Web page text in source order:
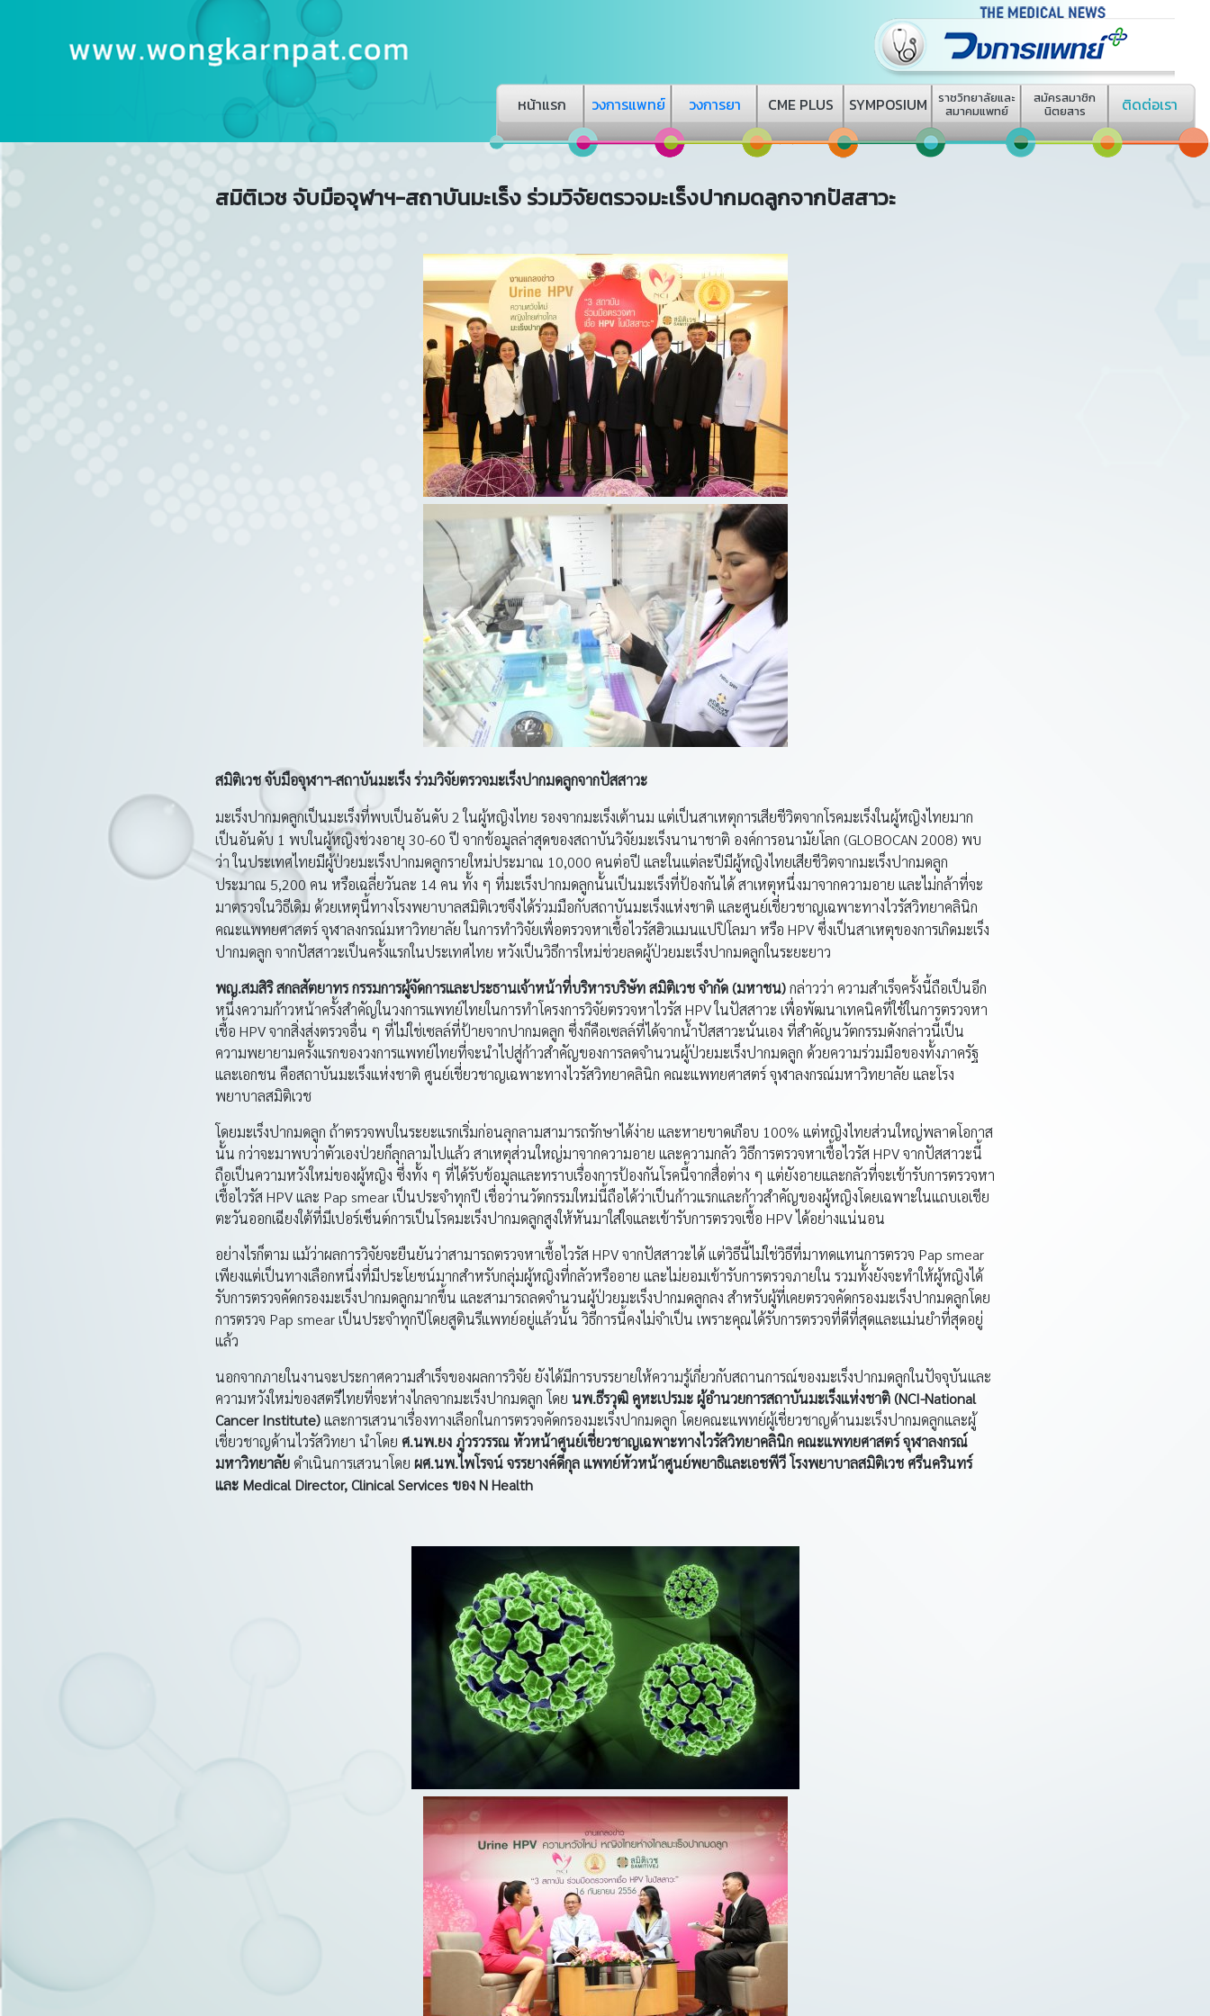
หน้าแรก วงการแพทย์ วงการยา CME PLUS SYMPOSIUM ราชวิทยาลัยและ
สมาคมแพทย์
สมัครสมาชิก
นิตยสาร ติดต่อเรา
สมิติเวช จับมือจุฬาฯ-สถาบันมะเร็ง ร่วมวิจัยตรวจมะเร็งปากมดลูกจากปัสสาวะ
สมิติเวช จับมือจุฬาฯ-สถาบันมะเร็งร่วมวิจัยตรวจมะเร็งปากมดลูกจากปัสสาวะ
มะเร็งปากมดลูกเป็นมะเร็งที่พบเป็นอันดับ 2 ในผู้หญิงไทย รองจากมะเร็งเต้านม แต่เป็นสาเหตุการเสียชีวิตจากโรคมะเร็งในผู้หญิงไทยมาก
เป็นอันดับ 1 พบในผู้หญิงช่วงอายุ 30-60 ปี จากข้อมูลล่าสุดของสถาบันวิจัยมะเร็งนานาชาติ องค์การอนามัยโลก (GLOBOCAN 2008) พบ
ว่า ในประเทศไทยมีผู้ป่วยมะเร็งปากมดลูกรายใหม่ประมาณ 10,000 คนต่อปี และในแต่ละปีมีผู้หญิงไทยเสียชีวิตจากมะเร็งปากมดลูก
ประมาณ 5,200 คน หรือเฉลี่ยวันละ 14 คน ทั้ง ๆ ที่มะเร็งปากมดลูกนั้นเป็นมะเร็งที่ป้องกันได้ สาเหตุหนึ่งมาจากความอาย และไม่กล้าที่จะ
มาตรวจในวิธีเดิม ด้วยเหตุนี้ทางโรงพยาบาลสมิติเวชจึงได้ร่วมมือกับสถาบันมะเร็งแห่งชาติ และศูนย์เชี่ยวชาญเฉพาะทางไวรัสวิทยาคลินิก
คณะแพทยศาสตร์ จุฬาลงกรณ์มหาวิทยาลัย ในการทำวิจัยเพื่อตรวจหาเชื้อไวรัสฮิวแมนแปปิโลมา หรือ HPV ซึ่งเป็นสาเหตุของการเกิดมะเร็ง
ปากมดลูก จากปัสสาวะเป็นครั้งแรกในประเทศไทย หวังเป็นวิธีการใหม่ช่วยลดผู้ป่วยมะเร็งปากมดลูกในระยะยาว
พญ.สมสิริ สกลสัตยาทร กรรมการผู้จัดการและประธานเจ้าหน้าที่บริหารบริษัท สมิติเวช จำกัด (มหาชน)กล่าวว่า ความสำเร็จครั้งนี้ถือเป็นอีก
หนึ่งความก้าวหน้าครั้งสำคัญในวงการแพทย์ไทยในการทำโครงการวิจัยตรวจหาไวรัส HPV ในปัสสาวะ เพื่อพัฒนาเทคนิคที่ใช้ในการตรวจหา
เชื้อ HPV จากสิ่งส่งตรวจอื่น ๆ ที่ไม่ใช่เซลล์ที่ป้ายจากปากมดลูก ซึ่งก็คือเซลล์ที่ได้จากน้ำปัสสาวะนั่นเอง ที่สำคัญนวัตกรรมดังกล่าวนี้เป็น
ความพยายามครั้งแรกของวงการแพทย์ไทยที่จะนำไปสู่ก้าวสำคัญของการลดจำนวนผู้ป่วยมะเร็งปากมดลูก ด้วยความร่วมมือของทั้งภาครัฐ
และเอกชน คือสถาบันมะเร็งแห่งชาติ ศูนย์เชี่ยวชาญเฉพาะทางไวรัสวิทยาคลินิก คณะแพทยศาสตร์ จุฬาลงกรณ์มหาวิทยาลัย และโรง
พยาบาลสมิติเวช
โดยมะเร็งปากมดลูก ถ้าตรวจพบในระยะแรกเริ่มก่อนลุกลามสามารถรักษาได้ง่าย และหายขาดเกือบ 100% แต่หญิงไทยส่วนใหญ่พลาดโอกาส
นั้น กว่าจะมาพบว่าตัวเองป่วยก็ลุกลามไปแล้ว สาเหตุส่วนใหญ่มาจากความอาย และความกลัว วิธีการตรวจหาเชื้อไวรัส HPV จากปัสสาวะนี้
ถือเป็นความหวังใหม่ของผู้หญิง ซึ่งทั้ง ๆ ที่ได้รับข้อมูลและทราบเรื่องการป้องกันโรคนี้จากสื่อต่าง ๆ แต่ยังอายและกลัวที่จะเข้ารับการตรวจหา
เชื้อไวรัส HPV และ Pap smear เป็นประจำทุกปี เชื่อว่านวัตกรรมใหม่นี้ถือได้ว่าเป็นก้าวแรกและก้าวสำคัญของผู้หญิงโดยเฉพาะในแถบเอเชีย
ตะวันออกเฉียงใต้ที่มีเปอร์เซ็นต์การเป็นโรคมะเร็งปากมดลูกสูงให้หันมาใส่ใจและเข้ารับการตรวจเชื้อ HPV ได้อย่างแน่นอน
อย่างไรก็ตาม แม้ว่าผลการวิจัยจะยืนยันว่าสามารถตรวจหาเชื้อไวรัส HPV จากปัสสาวะได้ แต่วิธีนี้ไม่ใช่วิธีที่มาทดแทนการตรวจ Pap smear
เพียงแต่เป็นทางเลือกหนึ่งที่มีประโยชน์มากสำหรับกลุ่มผู้หญิงที่กลัวหรืออาย และไม่ยอมเข้ารับการตรวจภายใน รวมทั้งยังจะทำให้ผู้หญิงได้
รับการตรวจคัดกรองมะเร็งปากมดลูกมากขึ้น และสามารถลดจำนวนผู้ป่วยมะเร็งปากมดลูกลง สำหรับผู้ที่เคยตรวจคัดกรองมะเร็งปากมดลูกโดย
การตรวจ Pap smear เป็นประจำทุกปีโดยสูตินรีแพทย์อยู่แล้วนั้น วิธีการนี้คงไม่จำเป็น เพราะคุณได้รับการตรวจที่ดีที่สุดและแม่นยำที่สุดอยู่
แล้ว
นอกจากภายในงานจะประกาศความสำเร็จของผลการวิจัย ยังได้มีการบรรยายให้ความรู้เกี่ยวกับสถานการณ์ของมะเร็งปากมดลูกในปัจจุบันและ
ความหวังใหม่ของสตรีไทยที่จะห่างไกลจากมะเร็งปากมดลูก โดย นพ.ธีรวุฒิ คูหะเปรมะ ผู้อำนวยการสถาบันมะเร็งแห่งชาติ (NCI-National
Cancer Institute)และการเสวนาเรื่องทางเลือกในการตรวจคัดกรองมะเร็งปากมดลูก โดยคณะแพทย์ผู้เชี่ยวชาญด้านมะเร็งปากมดลูกและผู้
เชี่ยวชาญด้านไวรัสวิทยา นำโดย ศ.นพ.ยง ภู่วรวรรณ หัวหน้าศูนย์เชี่ยวชาญเฉพาะทางไวรัสวิทยาคลินิก คณะแพทยศาสตร์ จุฬาลงกรณ์
มหาวิทยาลัย ดำเนินการเสวนาโดย ผศ.นพ.ไพโรจน์ จรรยางค์ดีกุล แพทย์หัวหน้าศูนย์พยาธิและเอชพีวี โรงพยาบาลสมิติเวช ศรีนครินทร์
และ Medical Director, Clinical Services ของ N Health